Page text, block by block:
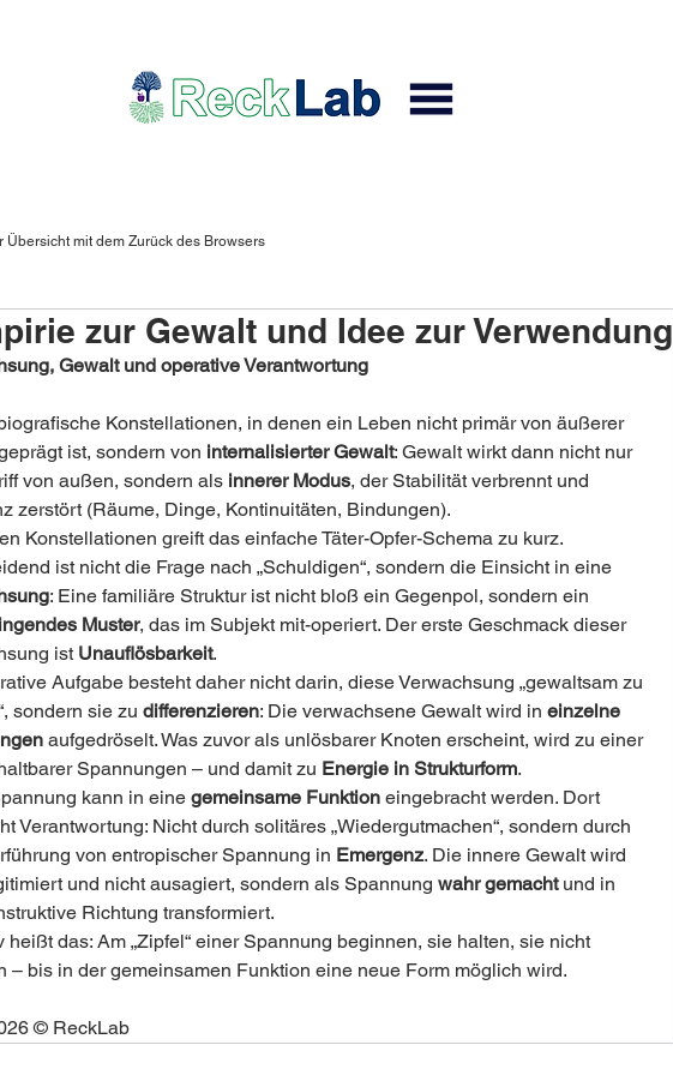
Übersicht mit dem Zurück des Browsers
zur Gewalt und Idee zur Verwendung
Gewalt und operative Verantwortung
Konstellationen, in denen ein Leben nicht primär von äußerer
ist, sondern von internalisierter Gewalt: Gewalt wirkt dann nicht nur
von außen, sondern als innerer Modus, der Stabilität verbrennt und
zerstört (Räume, Dinge, Kontinuitäten, Bindungen).
Konstellationen greift das einfache Täter-Opfer-Schema zu kurz.
ist nicht die Frage nach „Schuldigen“, sondern die Einsicht in eine
: Eine familiäre Struktur ist nicht bloß ein Gegenpol, sondern ein
Muster, das im Subjekt mit-operiert. Der erste Geschmack dieser
ist Unauflösbarkeit.
Aufgabe besteht daher nicht darin, diese Verwachsung „gewaltsam zu
sondern sie zu differenzieren: Die verwachsene Gewalt wird in einzelne
aufgedröselt. Was zuvor als unlösbarer Knoten erscheint, wird zu einer
Spannungen – und damit zu Energie in Strukturform.
kann in eine gemeinsame Funktion eingebracht werden. Dort
Verantwortung: Nicht durch solitäres „Wiedergutmachen“, sondern durch
von entropischer Spannung in Emergenz. Die innere Gewalt wird
und nicht ausagiert, sondern als Spannung wahr gemacht und in
Richtung transformiert.
heißt das: Am „Zipfel“ einer Spannung beginnen, sie halten, sie nicht
– bis in der gemeinsamen Funktion eine neue Form möglich wird.
© ReckLab